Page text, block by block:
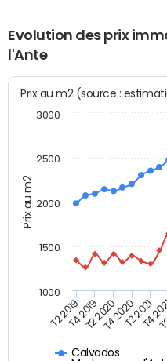
Evolution des prix
l'Ante
Prix au m2
Prix au m2 (source :
Calvados
T2 2019T4 2019T2 2020T4 2020T2 2021
T4
1000
1500
2000
2500
3000